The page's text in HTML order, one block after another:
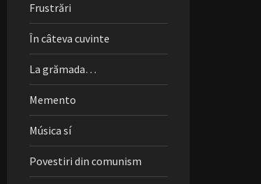
Frustrări
În câteva cuvinte
La grămada…
Memento
Música sí
Povestiri din comunism